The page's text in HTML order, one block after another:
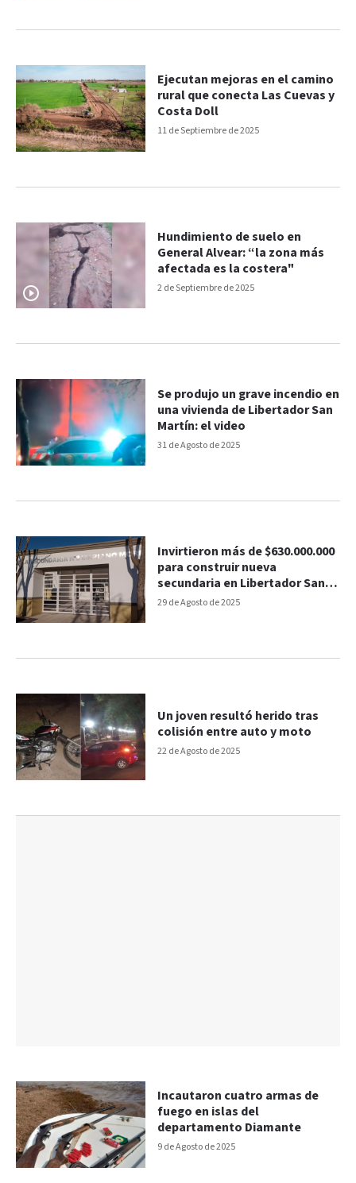
11 de Septiembre de 2025
Ejecutan mejoras en el camino
rural que conecta Las Cuevas y
Costa Doll
2 de Septiembre de 2025
Hundimiento de suelo en
General Alvear: “la zona más
afectada es la costera"
31 de Agosto de 2025
Se produjo un grave incendio en
una vivienda de Libertador San
Martín: el video
29 de Agosto de 2025
Invirtieron más de $630.000.000
para construir nueva
secundaria en Libertador San
Martín
22 de Agosto de 2025
Un joven resultó herido tras
colisión entre auto y moto
9 de Agosto de 2025
Incautaron cuatro armas de
fuego en islas del
departamento Diamante